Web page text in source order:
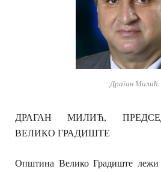
Драган Милић.
ДРАГАН МИЛИЋ,
ВЕЛИКО ГРАДИШТЕ
Општина Велико Градиште лежи